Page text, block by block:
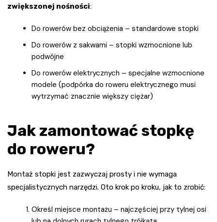
zwiększonej nośności:
Do rowerów bez obciążenia – standardowe stopki
Do rowerów z sakwami – stopki wzmocnione lub
podwójne
Do rowerów elektrycznych – specjalne wzmocnione
modele (podpórka do roweru elektrycznego musi
wytrzymać znacznie większy ciężar)
Jak zamontować stopkę
do roweru?
Montaż stopki jest zazwyczaj prosty i nie wymaga
specjalistycznych narzędzi. Oto krok po kroku, jak to zrobić:
Określ miejsce montażu – najczęściej przy tylnej osi